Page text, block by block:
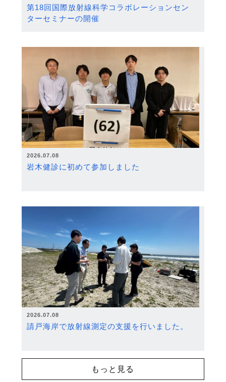
第18回国際放射線科学コラボレーションセン
ターセミナーの開催
2026.07.08
岩木健診に初めて参加しました
2026.07.08
請戸海岸で放射線測定の支援を行いました。
もっと見る